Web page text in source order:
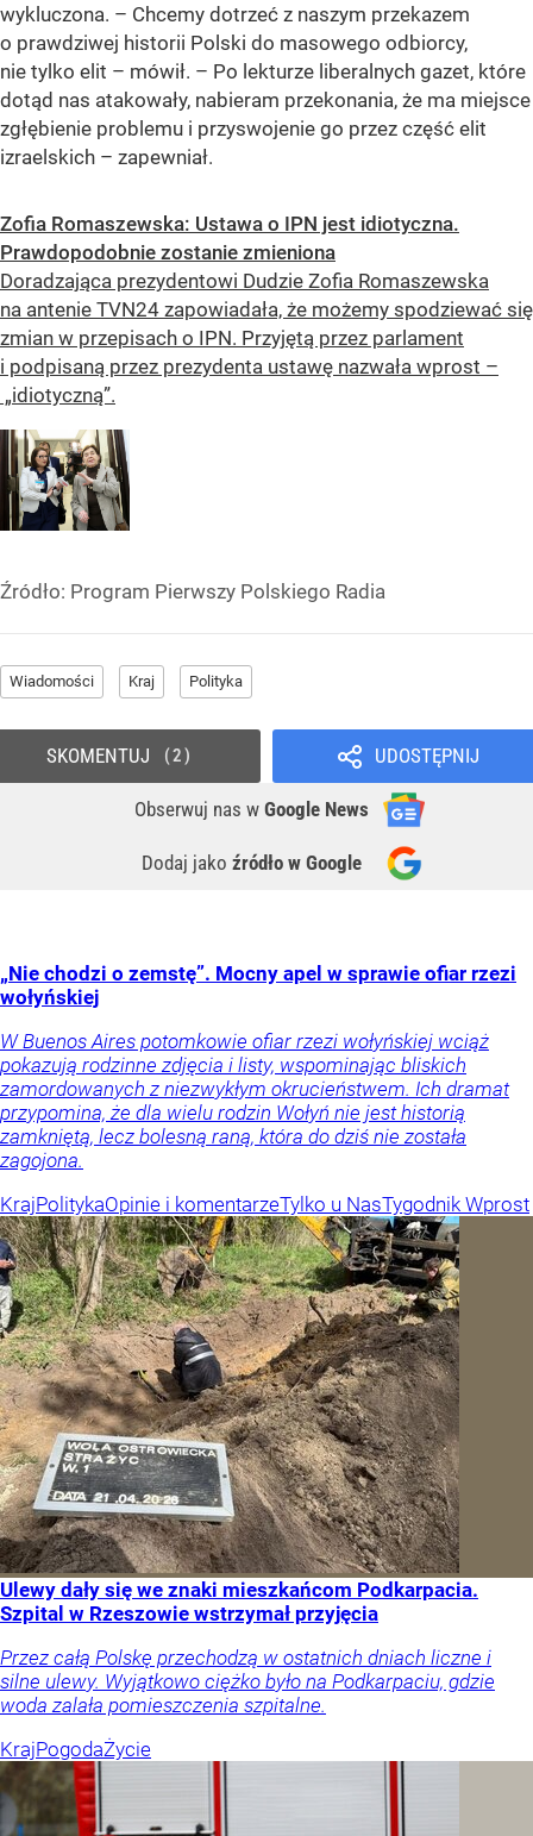
wykluczona. – Chcemy dotrzeć z naszym przekazem
o prawdziwej historii Polski do masowego odbiorcy,
nie tylko elit – mówił. – Po lekturze liberalnych gazet, które
dotąd nas atakowały, nabieram przekonania, że ma miejsce
zgłębienie problemu i przyswojenie go przez część elit
izraelskich – zapewniał.
Zofia Romaszewska: Ustawa o IPN jest idiotyczna.
Prawdopodobnie zostanie zmieniona
Doradzająca prezydentowi Dudzie Zofia Romaszewska
na antenie TVN24 zapowiadała, że możemy spodziewać się
zmian w przepisach o IPN. Przyjętą przez parlament
i podpisaną przez prezydenta ustawę nazwała wprost –
„idiotyczną”.
Źródło: Program Pierwszy Polskiego Radia
Wiadomości Kraj Polityka
UDOSTĘPNIJ
Obserwuj nas w Google News
Dodaj jako źródło w Google
SKOMENTUJ 2
„Nie chodzi o zemstę”. Mocny apel w sprawie ofiar rzezi
wołyńskiej
W Buenos Aires potomkowie ofiar rzezi wołyńskiej wciąż
pokazują rodzinne zdjęcia i listy, wspominając bliskich
zamordowanych z niezwykłym okrucieństwem. Ich dramat
przypomina, że dla wielu rodzin Wołyń nie jest historią
zamkniętą, lecz bolesną raną, która do dziś nie została
zagojona.
KrajPolitykaOpinie i komentarzeTylko u NasTygodnik Wprost
Ulewy dały się we znaki mieszkańcom Podkarpacia.
Szpital w Rzeszowie wstrzymał przyjęcia
Przez całą Polskę przechodzą w ostatnich dniach liczne i
silne ulewy. Wyjątkowo ciężko było na Podkarpaciu, gdzie
woda zalała pomieszczenia szpitalne.
KrajPogodaŻycie